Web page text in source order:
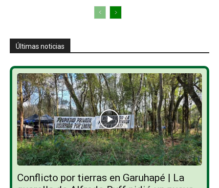
Últimas noticias
Conflicto por tierras en Garuhapé | La